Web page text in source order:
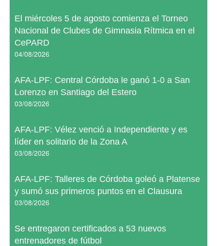
El miércoles 5 de agosto comienza el Torneo
Nacional de Clubes de Gimnasia Rítmica en el
CePARD
04/08/2026
AFA-LPF: Central Córdoba le ganó 1-0 a San
Lorenzo en Santiago del Estero
03/08/2026
AFA-LPF: Vélez venció a Independiente y es
líder en solitario de la Zona A
03/08/2026
AFA-LPF: Talleres de Córdoba goleó a Platense
y sumó sus primeros puntos en el Clausura
03/08/2026
Se entregaron certificados a 53 nuevos
entrenadores de fútbol